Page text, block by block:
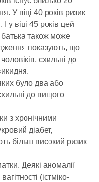
У віці 40 років ризик
у віці 45 років цей
батька також може
показують, що
чоловіків, схильні до
було два або
до вищого
з хронічними
діабет,
більш високий ризик
Деякі аномалії
(істміко-